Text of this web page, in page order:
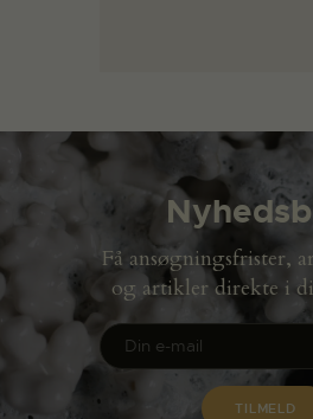
Få ansøgningsfrister,
og artikler direkte i